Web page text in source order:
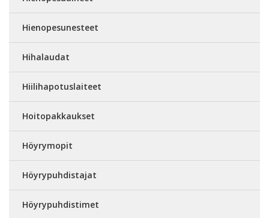
Hienopesunesteet
Hihalaudat
Hiilihapotuslaiteet
Hoitopakkaukset
Höyrymopit
Höyrypuhdistajat
Höyrypuhdistimet